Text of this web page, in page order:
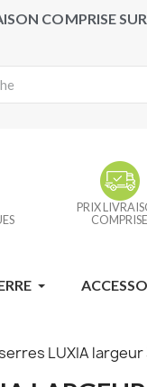
COMPRISE
PRIX
COMPRISE
LUXIA largeur